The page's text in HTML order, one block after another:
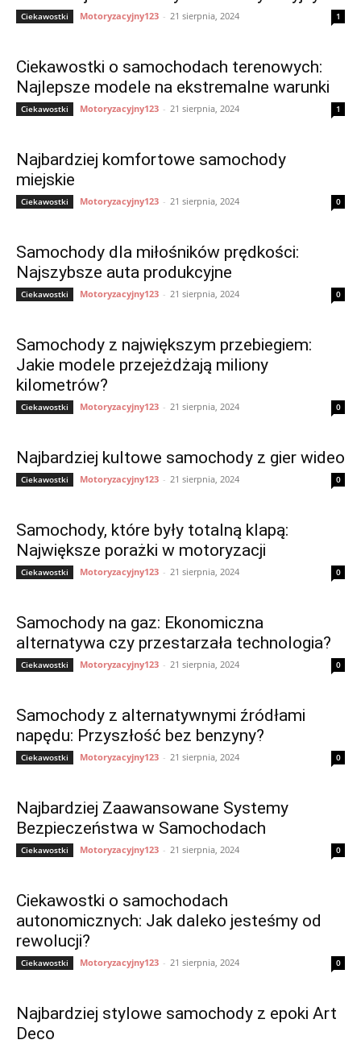
Ciekawostki Motoryzacyjny123 - 21 sierpnia, 2024 1
Ciekawostki o samochodach terenowych:
Najlepsze modele na ekstremalne warunki
Ciekawostki Motoryzacyjny123 - 21 sierpnia, 2024 1
Najbardziej komfortowe samochody
miejskie
Ciekawostki Motoryzacyjny123 - 21 sierpnia, 2024 0
Samochody dla miłośników prędkości:
Najszybsze auta produkcyjne
Ciekawostki Motoryzacyjny123 - 21 sierpnia, 2024 0
Samochody z największym przebiegiem:
Jakie modele przejeżdżają miliony
kilometrów?
Ciekawostki Motoryzacyjny123 - 21 sierpnia, 2024 0
Najbardziej kultowe samochody z gier wideo
Ciekawostki Motoryzacyjny123 - 21 sierpnia, 2024 0
Samochody, które były totalną klapą:
Największe porażki w motoryzacji
Ciekawostki Motoryzacyjny123 - 21 sierpnia, 2024 0
Samochody na gaz: Ekonomiczna
alternatywa czy przestarzała technologia?
Ciekawostki Motoryzacyjny123 - 21 sierpnia, 2024 0
Samochody z alternatywnymi źródłami
napędu: Przyszłość bez benzyny?
Ciekawostki Motoryzacyjny123 - 21 sierpnia, 2024 0
Najbardziej Zaawansowane Systemy
Bezpieczeństwa w Samochodach
Ciekawostki Motoryzacyjny123 - 21 sierpnia, 2024 0
Ciekawostki o samochodach
autonomicznych: Jak daleko jesteśmy od
rewolucji?
Ciekawostki Motoryzacyjny123 - 21 sierpnia, 2024 0
Najbardziej stylowe samochody z epoki Art
Deco